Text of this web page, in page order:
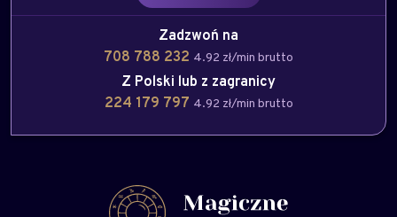
Zadzwoń na
708 788 232 4.92 zł/min brutto
Z Polski lub z zagranicy
224 179 797 4.92 zł/min brutto